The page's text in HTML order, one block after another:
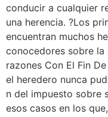
conducir a cualquier
una herencia. ?Los
encuentran muchos
conocedores sobre la
razones Con El Fin
el heredero nunca
n del impuesto sobre
esos casos en los